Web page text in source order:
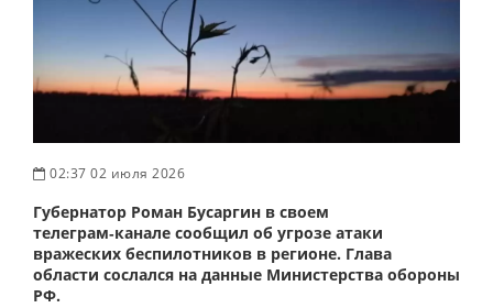
02:37 02 июля 2026
Губернатор Роман Бусаргин в своем
телеграм‑канале сообщил об угрозе атаки
вражеских беспилотников в регионе. Глава
области сослался на данные Министерства обороны
РФ.